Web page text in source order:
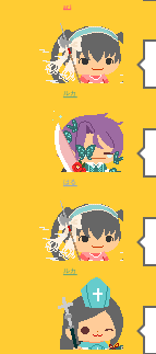
ari
ルカ
はる
ルカ